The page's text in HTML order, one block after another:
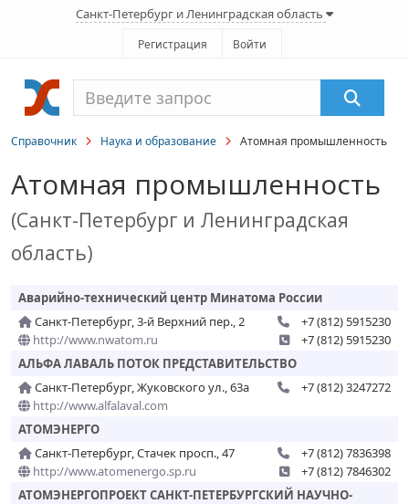
Санкт-Петербург и Ленинградская область
Регистрация Войти
Справочник Наука и образование Атомная промышленность
Атомная промышленность
(Санкт-Петербург и Ленинградская
область)
Аварийно-технический центр Минатома России
Санкт-Петербург, 3-й Верхний пер., 2
http://www.nwatom.ru
+7 (812) 5915230
+7 (812) 5915230
АЛЬФА ЛАВАЛЬ ПОТОК ПРЕДСТАВИТЕЛЬСТВО
Санкт-Петербург, Жуковского ул., 63а
http://www.alfalaval.com
+7 (812) 3247272
АТОМЭНЕРГО
Санкт-Петербург, Стачек просп., 47
http://www.atomenergo.sp.ru
+7 (812) 7836398
+7 (812) 7846302
АТОМЭНЕРГОПРОЕКТ САНКТ-ПЕТЕРБУРГСКИЙ НАУЧНО-